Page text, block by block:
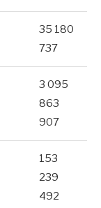
35 180
737
3 095
863
907
153
239
492